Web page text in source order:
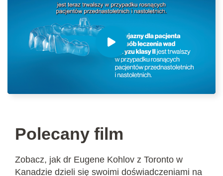
Polecany film
Zobacz, jak dr Eugene Kohlov z Toronto w
Kanadzie dzieli się swoimi doświadczeniami na